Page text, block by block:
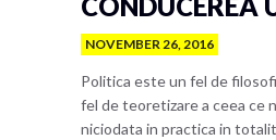
CONDUCEREA
NOVEMBER 26, 2016
Politica este un fel de
fel de teoretizare a ceea ce
niciodata in practica in